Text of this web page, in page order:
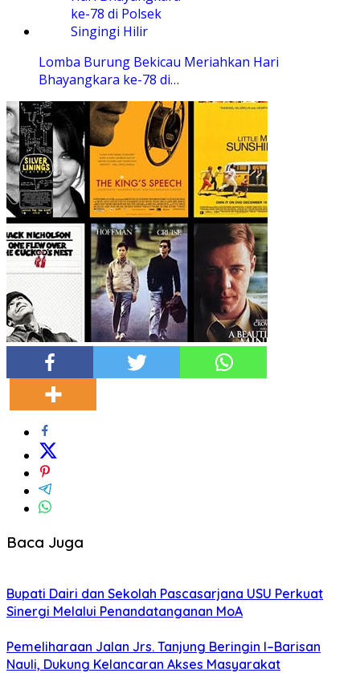
Lomba Burung Bekicau Meriahkan Hari
Bhayangkara ke-78 di…
Baca Juga
Bupati Dairi dan Sekolah Pascasarjana USU Perkuat
Sinergi Melalui Penandatanganan MoA
Pemeliharaan Jalan Jrs. Tanjung Beringin I–Barisan
Nauli, Dukung Kelancaran Akses Masyarakat